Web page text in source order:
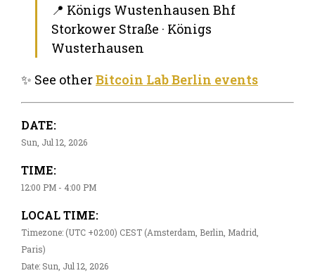
📍 Königs Wustenhausen Bhf
Storkower Straße · Königs
Wusterhausen
✨ See otherBitcoin Lab Berlin events
DATE:
Sun, Jul 12, 2026
TIME:
12:00 PM - 4:00 PM
LOCAL TIME:
Timezone: (UTC +02:00) CEST (Amsterdam, Berlin, Madrid,
Paris)
Date: Sun, Jul 12, 2026